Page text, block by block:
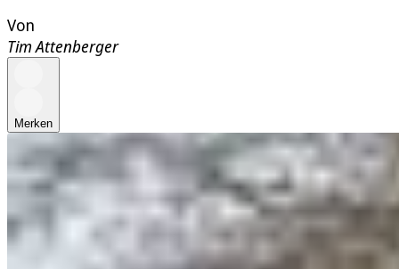
Von
Tim Attenberger
Merken